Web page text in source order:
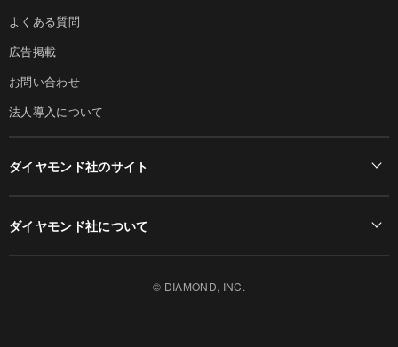
よくある質問
広告掲載
お問い合わせ
法人導入について
ダイヤモンド社のサイト
ダイヤモンド社について
© DIAMOND, INC.